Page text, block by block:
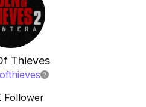
Thieves
Follower